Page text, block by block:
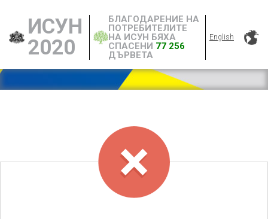
ИСУН
2020
БЛАГОДАРЕНИЕ НА
ПОТРЕБИТЕЛИТЕ
НА ИСУН БЯХА
СПАСЕНИ 77 256
ДЪРВЕТА
English